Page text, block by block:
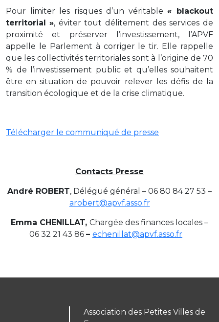
Pour limiter les risques d’un véritable « blackout
territorial », éviter tout délitement des services de
proximité et préserver l’investissement, l’APVF
appelle le Parlement à corriger le tir. Elle rappelle
que les collectivités territoriales sont à l’origine de 70
% de l’investissement public et qu’elles souhaitent
être en situation de pouvoir relever les défis de la
transition écologique et de la crise climatique.
Télécharger le communiqué de presse
Contacts Presse
André ROBERT, Délégué général – 06 80 84 27 53 –
arobert@apvf.asso.fr
Emma CHENILLAT, Chargée des finances locales –
06 32 21 43 86 – echenillat@apvf.asso.fr
Association des Petites Villes de